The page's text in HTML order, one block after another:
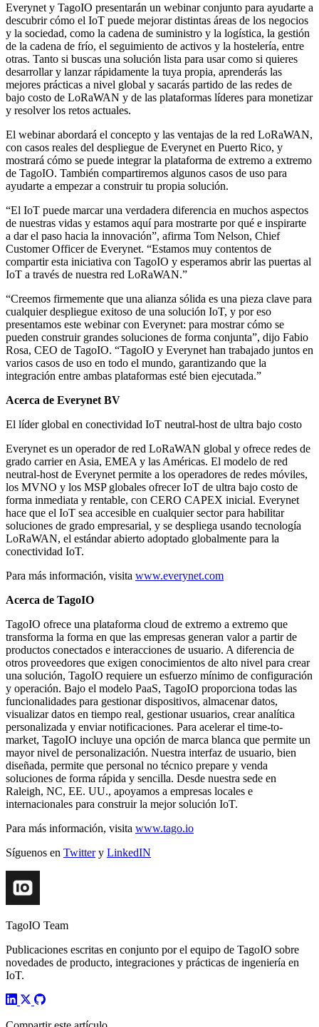
Everynet y TagoIO presentarán un webinar conjunto para ayudarte a
descubrir cómo el IoT puede mejorar distintas áreas de los negocios
y la sociedad, como la cadena de suministro y la logística, la gestión
de la cadena de frío, el seguimiento de activos y la hostelería, entre
otras. Tanto si buscas una solución lista para usar como si quieres
desarrollar y lanzar rápidamente la tuya propia, aprenderás las
mejores prácticas a nivel global y sacarás partido de las redes de
bajo costo de LoRaWAN y de las plataformas líderes para monetizar
y resolver los retos actuales.
El webinar abordará el concepto y las ventajas de la red LoRaWAN,
con casos reales del despliegue de Everynet en Puerto Rico, y
mostrará cómo se puede integrar la plataforma de extremo a extremo
de TagoIO. También compartiremos algunos casos de uso para
ayudarte a empezar a construir tu propia solución.
“El IoT puede marcar una verdadera diferencia en muchos aspectos
de nuestras vidas y estamos aquí para mostrarte por qué e inspirarte
a dar el paso hacia la innovación”, afirma Tom Nelson, Chief
Customer Officer de Everynet. “Estamos muy contentos de
compartir esta iniciativa con TagoIO y esperamos abrir las puertas al
IoT a través de nuestra red LoRaWAN.”
“Creemos firmemente que una alianza sólida es una pieza clave para
cualquier despliegue exitoso de una solución IoT, y por eso
presentamos este webinar con Everynet: para mostrar cómo se
pueden construir grandes soluciones de forma conjunta”, dijo Fabio
Rosa, CEO de TagoIO. “TagoIO y Everynet han trabajado juntos en
varios casos de uso en todo el mundo, garantizando que la
integración entre ambas plataformas esté bien ejecutada.”
Acerca de Everynet BV
El líder global en conectividad IoT neutral-host de ultra bajo costo
Everynet es un operador de red LoRaWAN global y ofrece redes de
grado carrier en Asia, EMEA y las Américas. El modelo de red
neutral-host de Everynet permite a los operadores de redes móviles,
los MVNO y los MSP globales ofrecer IoT de ultra bajo costo de
forma inmediata y rentable, con CERO CAPEX inicial. Everynet
hace que el IoT sea accesible en cualquier sector para habilitar
soluciones de grado empresarial, y se despliega usando tecnología
LoRaWAN, el estándar abierto adoptado globalmente para la
conectividad IoT.
Para más información, visita www.everynet.com
Acerca de TagoIO
TagoIO ofrece una plataforma cloud de extremo a extremo que
transforma la forma en que las empresas generan valor a partir de
productos conectados e interacciones de usuario. A diferencia de
otros proveedores que exigen conocimientos de alto nivel para crear
una solución, TagoIO requiere un esfuerzo mínimo de configuración
y operación. Bajo el modelo PaaS, TagoIO proporciona todas las
funcionalidades para gestionar dispositivos, almacenar datos,
visualizar datos en tiempo real, gestionar usuarios, crear analítica
personalizada y enviar notificaciones. Para acelerar el time-to-
market, TagoIO incluye una opción de marca blanca que permite un
mayor nivel de personalización. Nuestra interfaz de usuario, bien
diseñada, permite que personal no técnico prepare y venda
soluciones de forma rápida y sencilla. Desde nuestra sede en
Raleigh, NC, EE. UU., apoyamos a empresas locales e
internacionales para construir la mejor solución IoT.
Para más información, visita www.tago.io
Síguenos en Twittery LinkedIN
TagoIO Team
Publicaciones escritas en conjunto por el equipo de TagoIO sobre
novedades de producto, integraciones y prácticas de ingeniería en
IoT.